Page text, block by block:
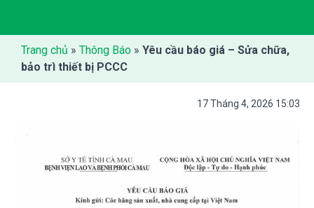
Trang chủ » Thông Báo » Yêu cầu báo giá – Sửa chữa,
bảo trì thiết bị PCCC
17 Tháng 4, 2026 15:03